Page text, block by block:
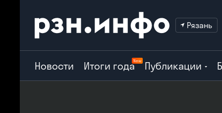
Рязань
Новости Итоги годаNew Публикации